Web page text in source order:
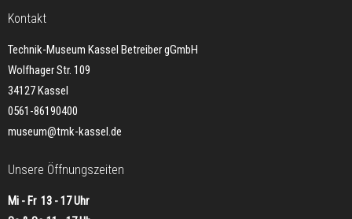
Kontakt
Technik-Museum Kassel Betreiber gGmbH
Wolfhager Str. 109
34127 Kassel
0561-86190400
museum@tmk-kassel.de
Unsere Öffnungszeiten
Mi - Fr 13 - 17 Uhr